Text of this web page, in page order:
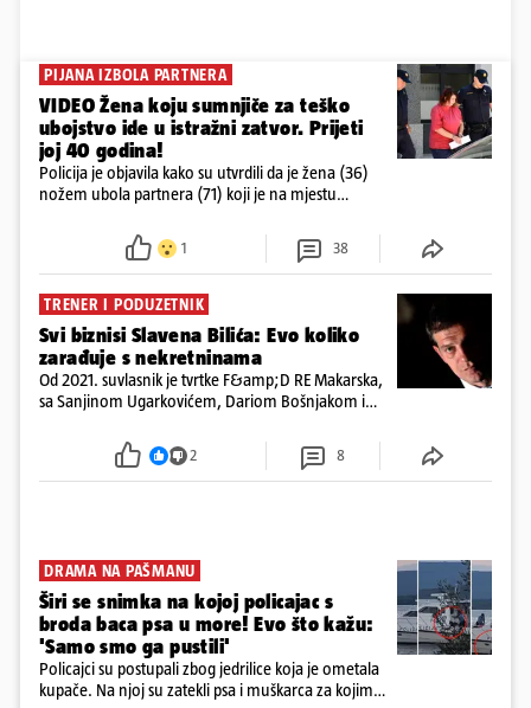
PIJANA IZBOLA PARTNERA
VIDEO Žena koju sumnjiče za teško
ubojstvo ide u istražni zatvor. Prijeti
joj 40 godina!
Policija je objavila kako su utvrdili da je žena (36)
nožem ubola partnera (71) koji je na mjestu
ispitali i poslali u istražni zatvor
1 38
TRENER I PODUZETNIK
Svi biznisi Slavena Bilića: Evo koliko
zarađuje s nekretninama
Od 2021. suvlasnik je tvrtke F&amp;D RE Makarska,
sa Sanjinom Ugarkovićem, Dariom Bošnjakom i
poslovanje nekretninama, a od osnutka nema
2 8
DRAMA NA PAŠMANU
Širi se snimka na kojoj policajac s
broda baca psa u more! Evo što kažu:
'Samo smo ga pustili'
Policajci su postupali zbog jedrilice koja je ometala
kupače. Na njoj su zatekli psa i muškarca za kojim